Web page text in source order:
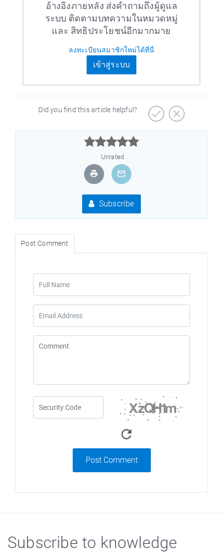
อ้างอิงภายหลัง ส่งคำถามถึงผู้ดูแล
ระบบ ติดตามบทความในหมวดหมู่
และ สิทธิประโยชน์อีกมากมาย
ลงทะเบียนสมาชิกใหม่ได้ที่นี่
เข้าสู่ระบบ
Did you find this article helpful?



Unrated
Subscribe
Post Comment
Post Comment
Subscribe to knowledge